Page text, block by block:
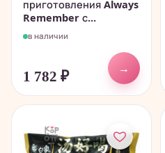
приготовления Always
Remember с...
в наличии
1 782 ₽
→